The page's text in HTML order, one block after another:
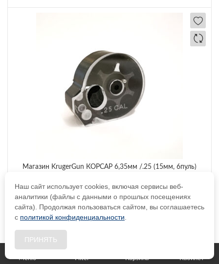
Магазин KrugerGun КОРСАР 6,35мм /.25 (15мм, 6пуль)
Цена: 1,000
Меню Filter Корзина Кабинет
Наш сайт использует cookies, включая сервисы веб-
аналитики (файлы с данными о прошлых посещениях
сайта). Продолжая пользоваться сайтом, вы соглашаетесь
с политикой конфиденциальности
ПРИНЯТЬ